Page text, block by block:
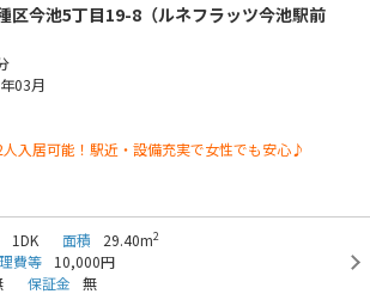
区今池5丁目19-8（ルネフラッツ今池駅前
03月
人入居可能！駅近・設備充実で女性でも安心♪
1DK 面積 29.40m2
費等
10,000円
保証金 無